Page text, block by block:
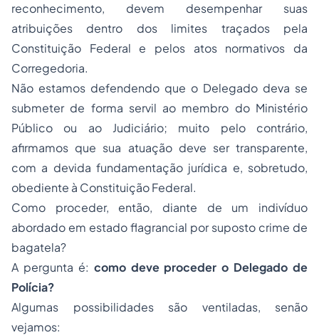
reconhecimento, devem desempenhar suas
atribuições dentro dos limites traçados pela
Constituição Federal e pelos atos normativos da
Corregedoria.
Não estamos defendendo que o Delegado deva se
submeter de forma servil ao membro do Ministério
Público ou ao Judiciário; muito pelo contrário,
afirmamos que sua atuação deve ser transparente,
com a devida fundamentação jurídica e, sobretudo,
obediente à Constituição Federal.
Como proceder, então, diante de um indivíduo
abordado em estado flagrancial por suposto crime de
bagatela?
A pergunta é: como deve proceder o Delegado de
Polícia?
Algumas possibilidades são ventiladas, senão
vejamos: